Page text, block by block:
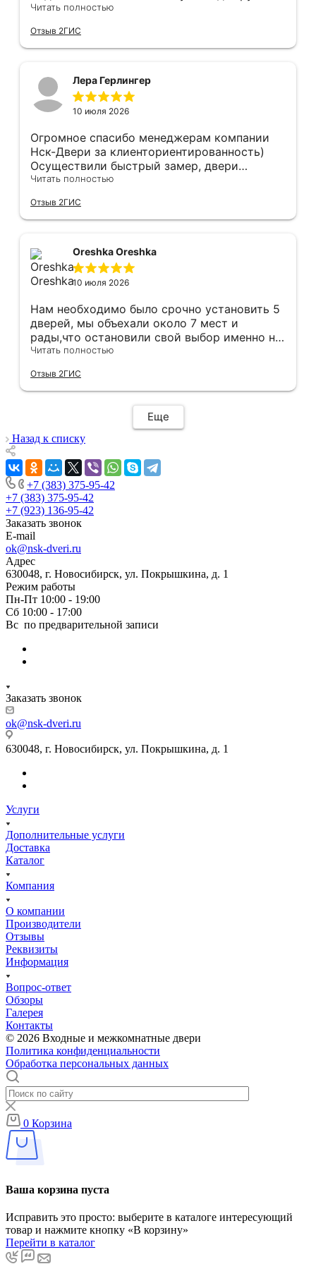
Анастасии, помогла сделать выбор, от
профессионально, рекомендую.
Читать полностью
Отзыв 2ГИС
Лера Герлингер
10 июля 2026
Огромное спасибо менеджерам компании
Нск-Двери за клиенториентированность)
Осуществили быстрый замер, двери
оказались в наличии. По доставке
компанию, где я могу указать удобный для
меня интервал времени, а не ждать весь
монтаж дверей, спасибо мастеру Антону за
его труд!!!
Читать полностью
Отзыв 2ГИС
Oreshka Oreshka
10 июля 2026
Нам необходимо было срочно установить 5
дверей, мы объехали около 7 мест и
рады,что остановили свой выбор именно на
этой компании.Здесь оказались нужные нам
других местах ожидание было от 3 недель).
Хочется отметить скорость и
добросовестность данной компании.Через
час после покупки дверей у нас уже был
замерщик на кв,на следующий день
установили! Установщики сделали свою
работу очень аккуратно, после себя убрали
абсолютно всю строительную пыль и
оставили идеальный порядок.Спасибо вам!
Читать полностью
Отзыв 2ГИС
Еще
Назад к списку
+7 (383) 375-95-42
+7 (383) 375-95-42
+7 (923) 136-95-42
Заказать звонок
E-mail
ok@nsk-dveri.ru
Адрес
630048, г. Новосибирск, ул. Покрышкина, д. 1
Режим работы
Пн-Пт 10:00 - 19:00
Сб 10:00 - 17:00
Вс по предварительной записи
Заказать звонок
ok@nsk-dveri.ru
630048, г. Новосибирск, ул. Покрышкина, д. 1
Услуги
Дополнительные услуги
Доставка
Каталог
Компания
О компании
Производители
Отзывы
Реквизиты
Информация
Вопрос-ответ
Обзоры
Галерея
Контакты
© 2026 Входные и межкомнатные двери
Политика конфиденциальности
Обработка персональных данных
0 Корзина
Ваша корзина пуста
Исправить это просто: выберите в каталоге интересующий
товар и нажмите кнопку «В корзину»
Перейти в каталог